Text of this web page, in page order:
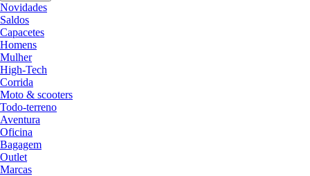
Novidades
Saldos
Capacetes
Homens
Mulher
High-Tech
Corrida
Moto & scooters
Todo-terreno
Aventura
Oficina
Bagagem
Outlet
Marcas